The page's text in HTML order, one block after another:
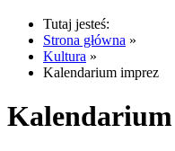
Tutaj jesteś:
Strona główna »
Kultura »
Kalendarium imprez